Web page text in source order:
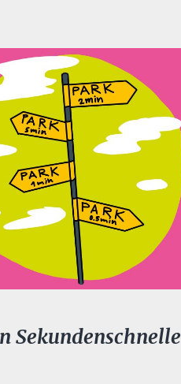
Sekundenschnelle